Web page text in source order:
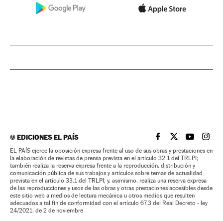
©EDICIONES EL PAÍS EL PAÍS BRASIL EN
EL PAÍSEL PAÍS
EL
EL PAÍS ejerce la oposición expresa frente al uso de sus obras y prestaciones en
la elaboración de revistas de prensa prevista en el artículo 32.1 del TRLPI;
también realiza la reserva expresa frente a la reproducción, distribución y
comunicación pública de sus trabajos y artículos sobre temas de actualidad
prevista en el artículo 33.1 del TRLPI; y, asimismo, realiza una reserva expresa
de las reproducciones y usos de las obras y otras prestaciones accesibles desde
este sitio web a medios de lectura mecánica u otros medios que resulten
adecuados a tal fin de conformidad con el artículo 67.3 del Real Decreto - ley
24/2021, de 2 de noviembre